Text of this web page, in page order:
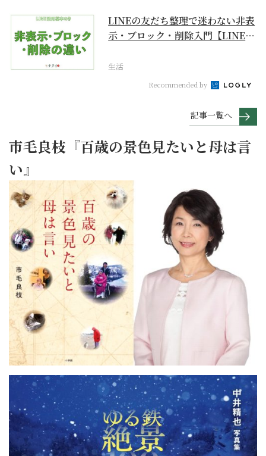
LINEの友だち整理で迷わない非表
示・ブロック・削除入門【LINE活
生活
Recommended by
記事一覧へ
市毛良枝『百歳の景色見たいと母は言
い』